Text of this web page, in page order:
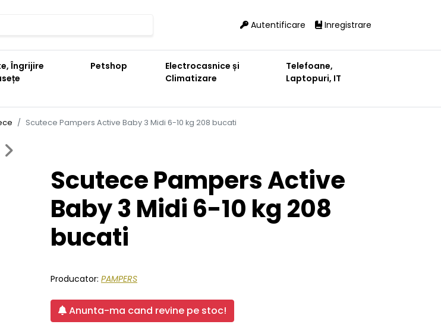
Autentificare Inregistrare
Îngrijire
Petshop
Electrocasnice și
Climatizare
Telefoane,
Laptopuri, IT
Scutece Pampers Active Baby 3 Midi 6-10 kg 208 bucati
Next
Scutece Pampers Active
Baby 3 Midi 6-10 kg 208
bucati
Producator: PAMPERS
Anunta-ma cand revine pe stoc!